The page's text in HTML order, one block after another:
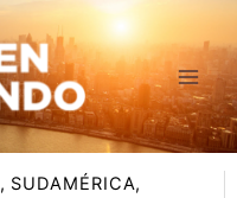
, SUDAMÉRICA,